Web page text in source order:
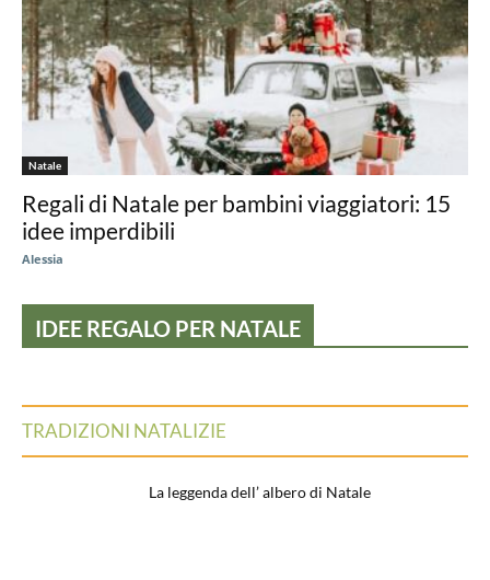
Natale
Regali di Natale per bambini viaggiatori: 15
idee imperdibili
Alessia
IDEE REGALO PER NATALE
TRADIZIONI NATALIZIE
La leggenda dell’ albero di Natale